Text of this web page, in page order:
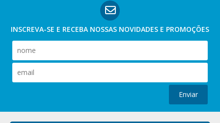
INSCREVA-SE E RECEBA NOSSAS NOVIDADES E PROMOÇÕES
Enviar